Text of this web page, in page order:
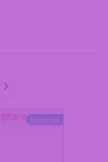
Novinka